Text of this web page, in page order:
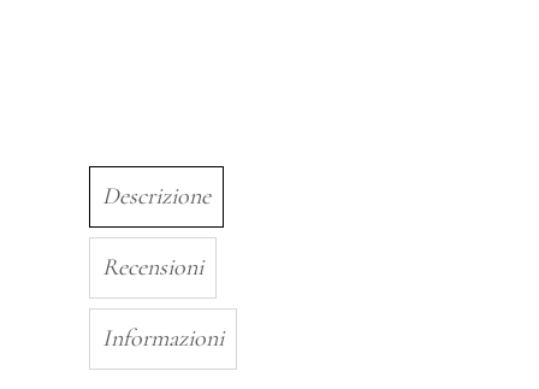
Descrizione
Recensioni
Informazioni